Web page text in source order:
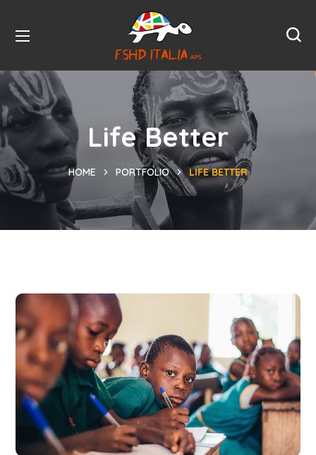
Life Better
HOME PORTFOLIO LIFE BETTER